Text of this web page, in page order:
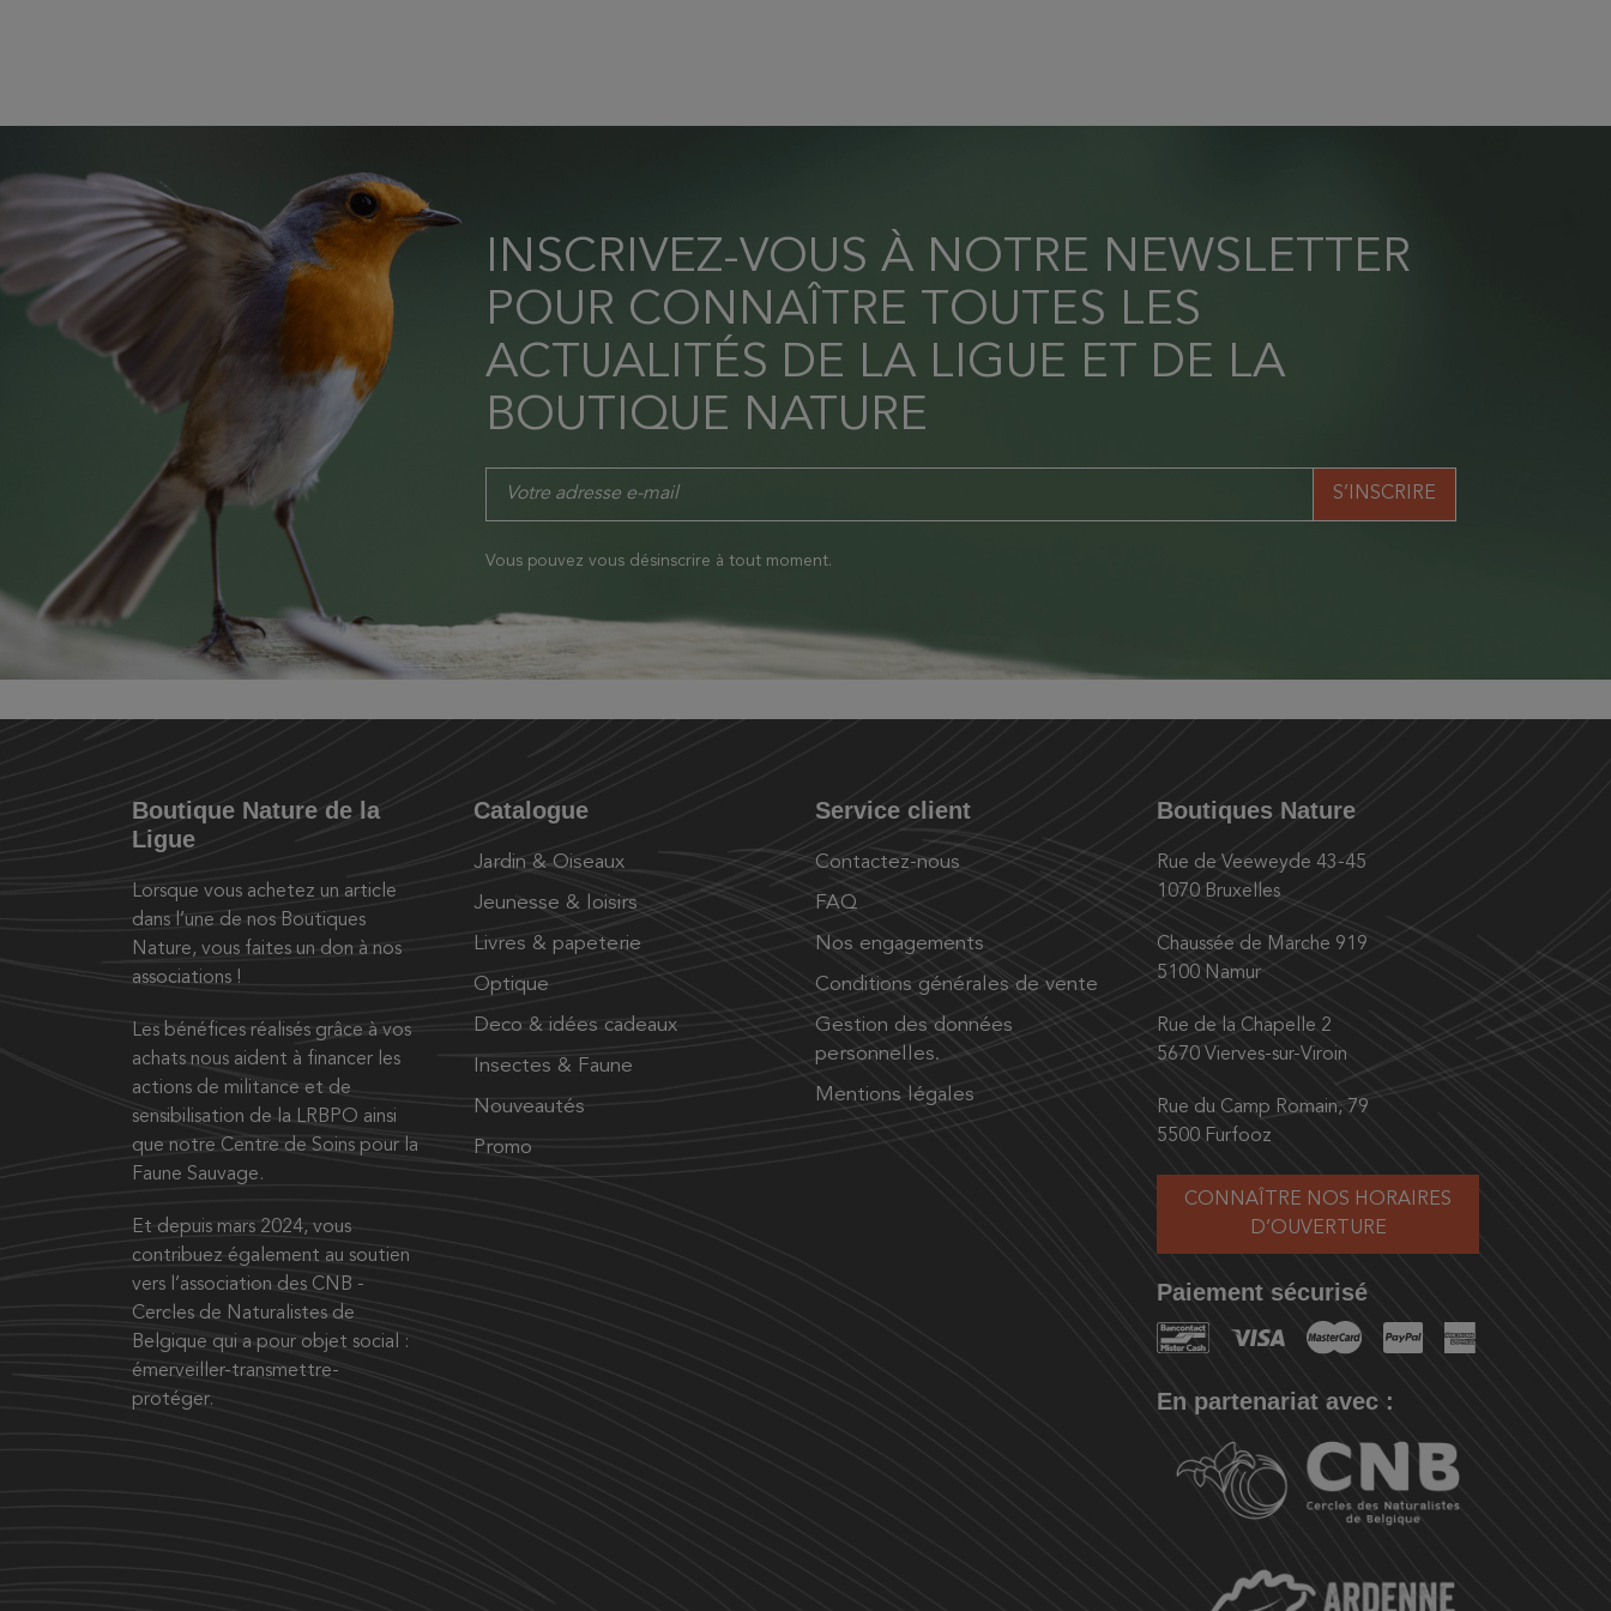
INSCRIVEZ-VOUS À NOTRE NEWSLETTER
POUR CONNAÎTRE TOUTES LES
ACTUALITÉS DE LA LIGUE ET DE LA
BOUTIQUE NATURE
Vous pouvez vous désinscrire à tout moment.
Boutique Nature de la
Ligue
Lorsque vous achetez un article
dans l’une de nos Boutiques
Nature, vous faites un don à nos
associations !
Les bénéfices réalisés grâce à vos
achats nous aident à financer les
actions de militance et de
sensibilisation de la LRBPO ainsi
que notre Centre de Soins pour la
Faune Sauvage.
Et depuis mars 2024, vous
contribuez également au soutien
vers l’association des CNB -
Cercles de Naturalistes de
Belgique qui a pour objet social :
émerveiller-transmettre-
protéger.
Catalogue
Jardin & Oiseaux
Jeunesse & loisirs
Livres & papeterie
Optique
Deco & idées cadeaux
Insectes & Faune
Nouveautés
Promo
Service client
Contactez-nous
FAQ
Nos engagements
Conditions générales de vente
Gestion des données
personnelles.
Mentions légales
Boutiques Nature
Rue de Veeweyde 43-45
1070 Bruxelles
Chaussée de Marche 919
5100 Namur
Rue de la Chapelle 2
5670 Vierves-sur-Viroin
Rue du Camp Romain, 79
5500 Furfooz
CONNAÎTRE NOS HORAIRES
D’OUVERTURE
Paiement sécurisé
En partenariat avec :